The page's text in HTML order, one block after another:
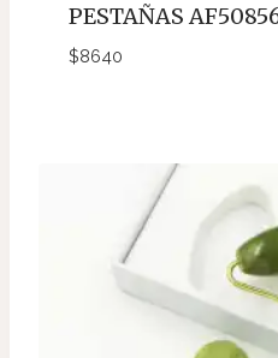
PESTAÑAS
$8640